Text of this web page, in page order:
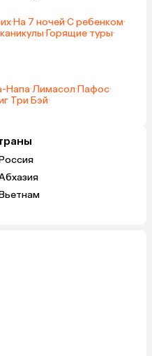
·На 7 ночей·С ребенком·
·Горящие туры·
Напа·Лимасол·Пафос·
Три Бэй·